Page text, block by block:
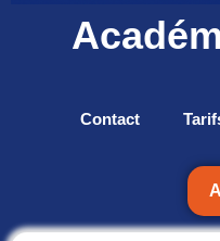
Contact